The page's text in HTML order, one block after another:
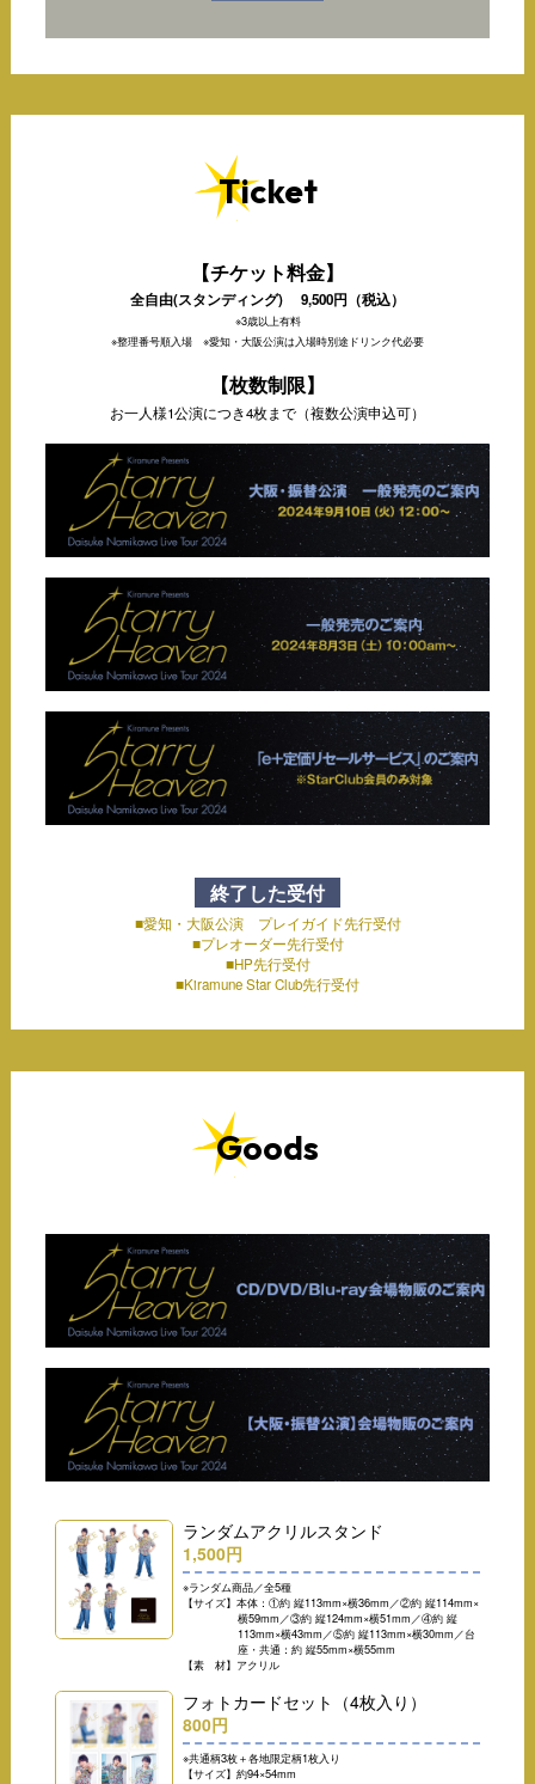
Ticket
【チケット料金】
全自由(スタンディング) 9,500円（税込）
※3歳以上有料
※整理番号順入場 ※愛知・大阪公演は入場時別途ドリンク代必要
【枚数制限】
お一人様1公演につき4枚まで（複数公演申込可）
終了した受付
■愛知・大阪公演 プレイガイド先行受付
■プレオーダー先行受付
■HP先行受付
■Kiramune Star Club先行受付
Goods
ランダムアクリルスタンド
1,500円
※ランダム商品／全5種
【サイズ】本体：①約 縦113mm×横36mm／②約 縦114mm×
横59mm／③約 縦124mm×横51mm／④約 縦
113mm×横43mm／⑤約 縦113mm×横30mm／台
座・共通：約 縦55mm×横55mm
【素 材】アクリル
フォトカードセット（4枚入り）
800円
※共通柄3枚＋各地限定柄1枚入り
【サイズ】約94×54mm